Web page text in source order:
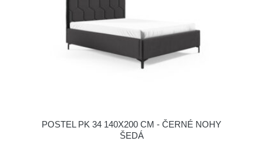
POSTEL PK 34 140X200 CM - ČERNÉ NOHY
ŠEDÁ